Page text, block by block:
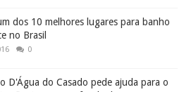
Leandro, morto a tiros em São José da
a colaboração da população para
o paradeiro do assassino
do Ipanema, PCAL localiza mulher que